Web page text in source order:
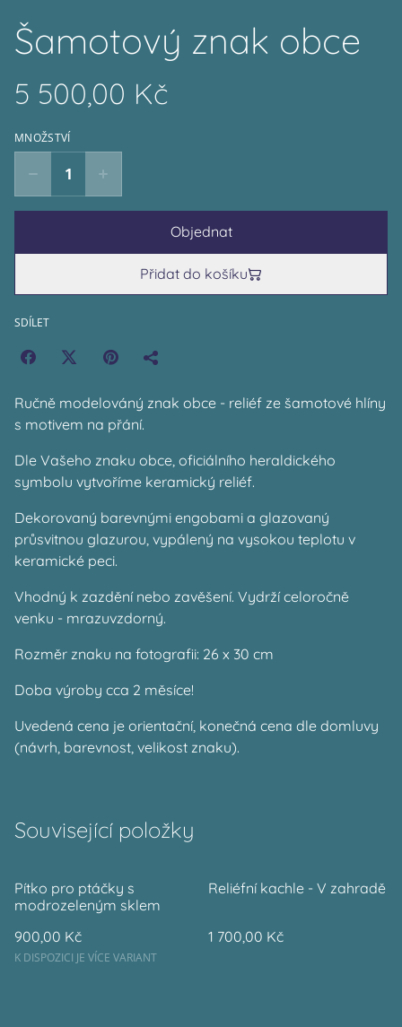
Šamotový znak obce
5 500,00 Kč
MNOŽSTVÍ
Objednat
Přidat do košíku
SDÍLET
Ručně modelováný znak obce - reliéf ze šamotové hlíny
s motivem na přání.
Dle Vašeho znaku obce, oficiálního heraldického
symbolu vytvoříme keramický reliéf.
Dekorovaný barevnými engobami a glazovaný
průsvitnou glazurou, vypálený na vysokou teplotu v
keramické peci.
Vhodný k zazdění nebo zavěšení. Vydrží celoročně
venku - mrazuvzdorný.
Rozměr znaku na fotografii: 26 x 30 cm
Doba výroby cca 2 měsíce!
Uvedená cena je orientační, konečná cena dle domluvy
(návrh, barevnost, velikost znaku).
Související položky
Pítko pro ptáčky s
modrozeleným sklem
900,00 Kč
K DISPOZICI JE VÍCE VARIANT
Reliéfní kachle - V zahradě
1 700,00 Kč